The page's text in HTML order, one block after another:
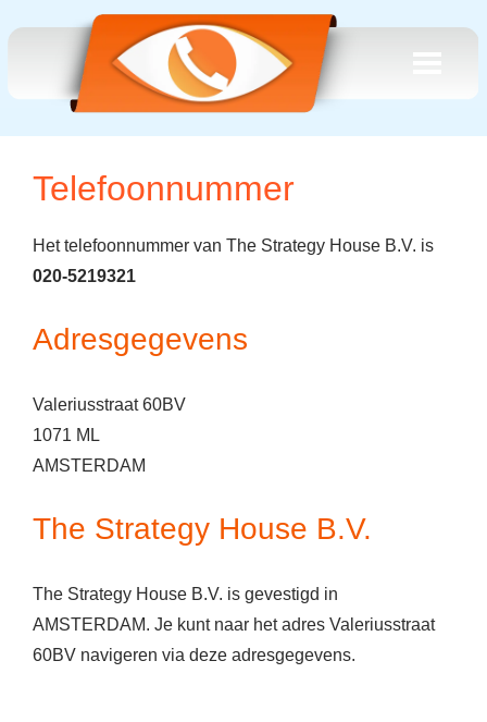
Telefoonnummer
Het telefoonnummer van The Strategy House B.V. is
020-5219321
Adresgegevens
Valeriusstraat 60BV
1071 ML
AMSTERDAM
The Strategy House B.V.
The Strategy House B.V. is gevestigd in
AMSTERDAM. Je kunt naar het adres Valeriusstraat
60BV navigeren via deze adresgegevens.